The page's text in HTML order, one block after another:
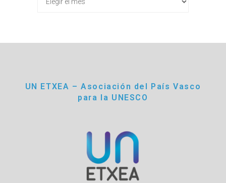
UN ETXEA – Asociación del País Vasco
para la UNESCO